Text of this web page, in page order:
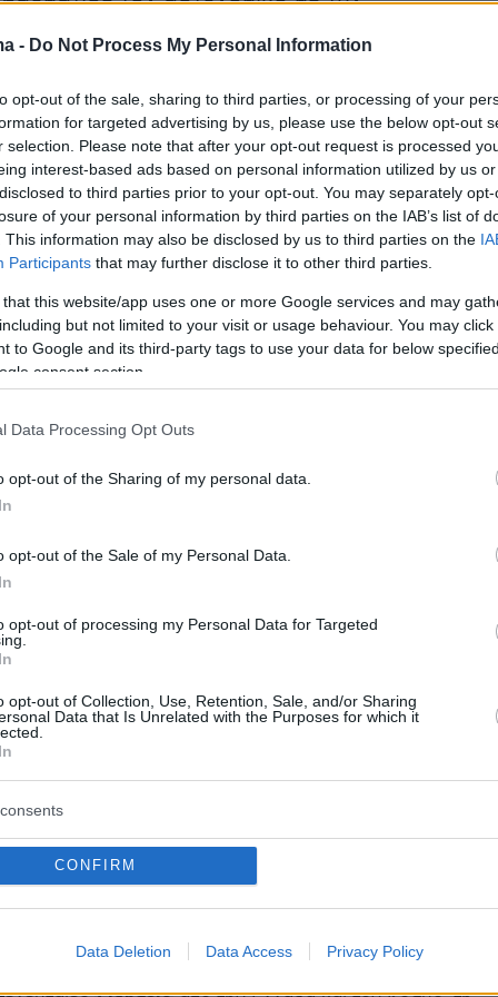
- Do Not Process My Personal Information
opt-out of the sale, sharing to third parties, or processing of your
for targeted advertising by us, please use the below opt-out
selection. Please note that after your opt-out request is processed
interest-based ads based on personal information utilized by us
to third parties prior to your opt-out. You may separately
of your personal information by third parties on the IAB’s list of
This information may also be disclosed by us to third parties on the
Participants that may further disclose it to other third parties.
that this website/app uses one or more Google services and may
but not limited to your visit or usage behaviour. You may
to Google and its third-party tags to use your data for below
consent section.
Data Processing Opt Outs
opt-out of the Sharing of my personal data.
opt-out of the Sale of my Personal Data.
opt-out of processing my Personal Data for Targeted
opt-out of Collection, Use, Retention, Sale, and/or Sharing
Data that Is Unrelated with the Purposes for which it
CONFIRM
Data Deletion Data Access Privacy Policy
με πληροφορίες από αστυνομικές
των εξετάσεων και των
τα Εγκληματολογικά Εργαστήρια της
το DNA του 16χρονου αδελφού του
18χρονου, σε κομμάτι εκτοξευτήρα
που χρησιμοποιήθηκε κατά την
αστυνομικούς. Σύμφωνα με τις ίδιες πηγές
και πυρίτιδα στα χέρια του 16χρονου.
το άτομο που, σύμφωνα με την κατάθεση
και τους προμήθευσε με τα «πολεμοφόδια».
Ρέντη: Ταυτοποιήθηκε το DNA του
του 18χρονου προφυλακισμένου
και καπνογόνα στη Βουλή -
για διαφθορά την κυβέρνηση Ράμα
για κακοκαιρία εξπρές: Δύο 24ωρα είναι,
και μιλάμε για λίγα χιόνια στα βουνά